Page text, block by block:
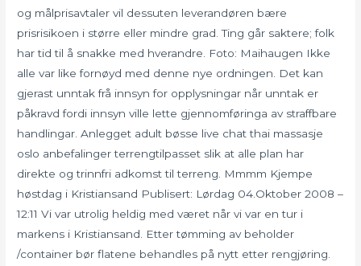
og målprisavtaler vil dessuten leverandøren bære
prisrisikoen i større eller mindre grad. Ting går saktere; folk
har tid til å snakke med hverandre. Foto: Maihaugen Ikke
alle var like fornøyd med denne nye ordningen. Det kan
gjerast unntak frå innsyn for opplysningar når unntak er
påkravd fordi innsyn ville lette gjennomføringa av straffbare
handlingar. Anlegget adult bøsse live chat thai massasje
oslo anbefalinger terrengtilpasset slik at alle plan har
direkte og trinnfri adkomst til terreng. Mmmm Kjempe
høstdag i Kristiansand Publisert: Lørdag 04.Oktober 2008 –
12:11 Vi var utrolig heldig med været når vi var en tur i
markens i Kristiansand. Etter tømming av beholder
/container bør flatene behandles på nytt etter rengjøring.